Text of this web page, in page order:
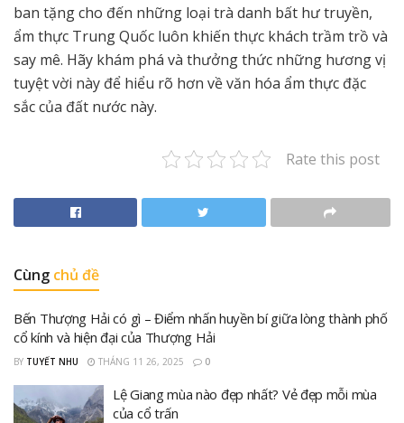
ban tặng cho đến những loại trà danh bất hư truyền,
ẩm thực Trung Quốc luôn khiến thực khách trầm trồ và
say mê. Hãy khám phá và thưởng thức những hương vị
tuyệt vời này để hiểu rõ hơn về văn hóa ẩm thực đặc
sắc của đất nước này.
Rate this post
Cùng chủ đề
Bến Thượng Hải có gì – Điểm nhấn huyền bí giữa lòng thành phố
cổ kính và hiện đại của Thượng Hải
BY TUYẾT NHU THÁNG 11 26, 2025 0
Lệ Giang mùa nào đẹp nhất? Vẻ đẹp mỗi mùa
của cổ trấn